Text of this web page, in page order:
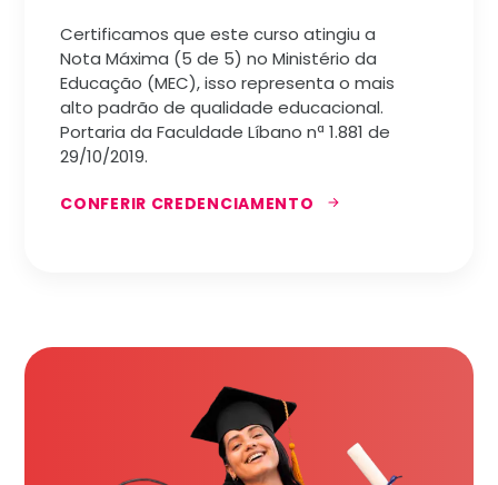
Certificamos que este curso atingiu a
Nota Máxima (5 de 5) no Ministério da
Educação (MEC), isso representa o mais
alto padrão de qualidade educacional.
Portaria da Faculdade Líbano nª 1.881 de
29/10/2019.
CONFERIR CREDENCIAMENTO